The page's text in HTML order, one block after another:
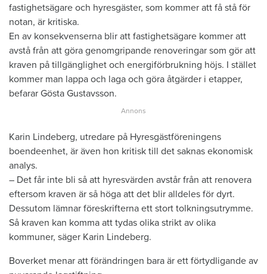
fastighetsägare och hyresgäster, som kommer att få stå för
notan, är kritiska.
En av konsekvenserna blir att fastighetsägare kommer att
avstå från att göra genomgripande renoveringar som gör att
kraven på tillgänglighet och energiförbrukning höjs. I stället
kommer man lappa och laga och göra åtgärder i etapper,
befarar Gösta Gustavsson.
Karin Lindeberg, utredare på Hyresgästföreningens
boendeenhet, är även hon kritisk till det saknas ekonomisk
analys.
– Det får inte bli så att hyresvärden avstår från att renovera
eftersom kraven är så höga att det blir alldeles för dyrt.
Dessutom lämnar föreskrifterna ett stort tolkningsutrymme.
Så kraven kan komma att tydas olika strikt av olika
kommuner, säger Karin Lindeberg.
Boverket menar att förändringen bara är ett förtydligande av